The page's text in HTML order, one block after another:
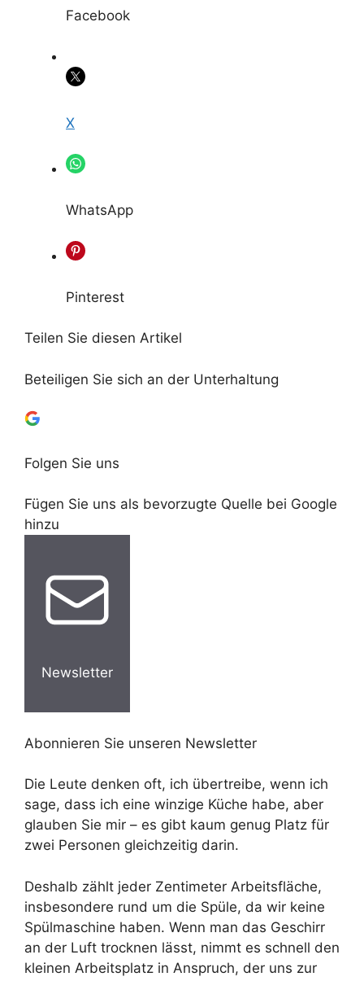
Facebook
X
WhatsApp
Pinterest
Teilen Sie diesen Artikel
Beteiligen Sie sich an der Unterhaltung
Folgen Sie uns
Fügen Sie uns als bevorzugte Quelle bei Google
hinzu
Newsletter
Abonnieren Sie unseren Newsletter
Die Leute denken oft, ich übertreibe, wenn ich
sage, dass ich eine winzige Küche habe, aber
glauben Sie mir – es gibt kaum genug Platz für
zwei Personen gleichzeitig darin.
Deshalb zählt jeder Zentimeter Arbeitsfläche,
insbesondere rund um die Spüle, da wir keine
Spülmaschine haben. Wenn man das Geschirr
an der Luft trocknen lässt, nimmt es schnell den
kleinen Arbeitsplatz in Anspruch, der uns zur